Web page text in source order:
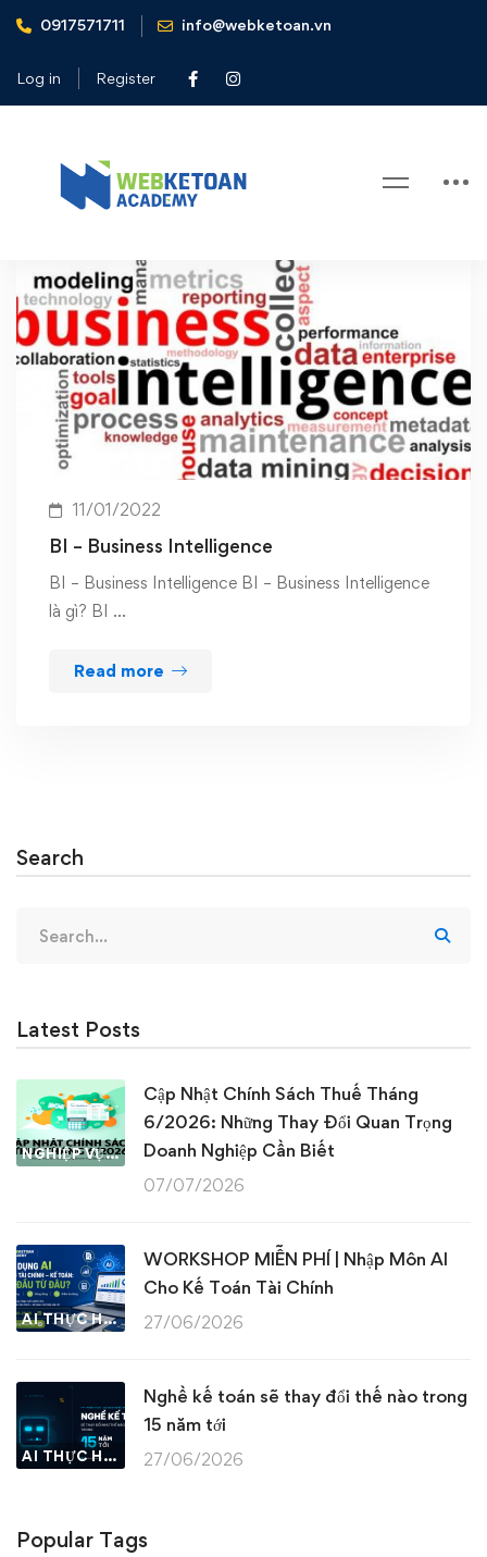
0917571711 info@webketoan.vn
Log in Register
Home BI - Business Intelligence
Tag: BI – Business Intelligence
11/01/2022
BI – Business Intelligence
BI – Business Intelligence BI – Business Intelligence
là gì? BI …
Read more
Search
for:
Latest Posts
NGHIỆP VỤ KẾ TOÁN & THUẾ
Cập Nhật Chính Sách Thuế Tháng
6/2026: Những Thay Đổi Quan Trọng
Doanh Nghiệp Cần Biết
07/07/2026
AI THỰC HÀNH
WORKSHOP MIỄN PHÍ | Nhập Môn AI
Cho Kế Toán Tài Chính
27/06/2026
AI THỰC HÀNH
Nghề kế toán sẽ thay đổi thế nào trong
15 năm tới
27/06/2026
Popular Tags